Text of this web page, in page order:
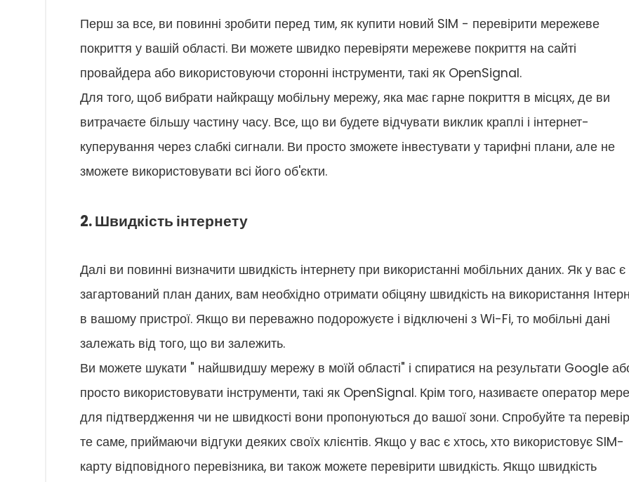
Перш за все, ви повинні зробити перед тим, як купити новий SIM - перевірити мережеве
покриття у вашій області. Ви можете швидко перевіряти мережеве покриття на сайті
провайдера або використовуючи сторонні інструменти, такі як OpenSignal.
Для того, щоб вибрати найкращу мобільну мережу, яка має гарне покриття в місцях, де ви
витрачаєте більшу частину часу. Все, що ви будете відчувати виклик краплі і інтернет-
куперування через слабкі сигнали. Ви просто зможете інвестувати у тарифні плани, але не
зможете використовувати всі його об'єкти.
2. Швидкість інтернету
Далі ви повинні визначити швидкість інтернету при використанні мобільних даних. Як у вас є
загартований план даних, вам необхідно отримати обіцяну швидкість на використання
в вашому пристрої. Якщо ви переважно подорожуєте і відключені з Wi-Fi, то мобільні дані
залежать від того, що ви залежить.
Ви можете шукати " найшвидшу мережу в моїй області" і спиратися на результати Google
просто використовувати інструменти, такі як OpenSignal. Крім того, називаєте оператор
для підтвердження чи не швидкості вони пропонуються до вашої зони. Спробуйте та
те саме, приймаючи відгуки деяких своїх клієнтів. Якщо у вас є хтось, хто використовує SIM-
карту відповідного перевізника, ви також можете перевірити швидкість. Якщо швидкість